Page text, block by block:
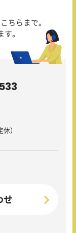
ちらまで。
。
）
せ